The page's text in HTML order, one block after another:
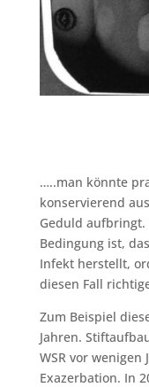
…..man könnte
konservierend
Geduld aufbringt.
Bedingung ist,
Infekt herstellt,
diesen Fall
Zum Beispiel
Jahren.
WSR vor
Exazerbation. In